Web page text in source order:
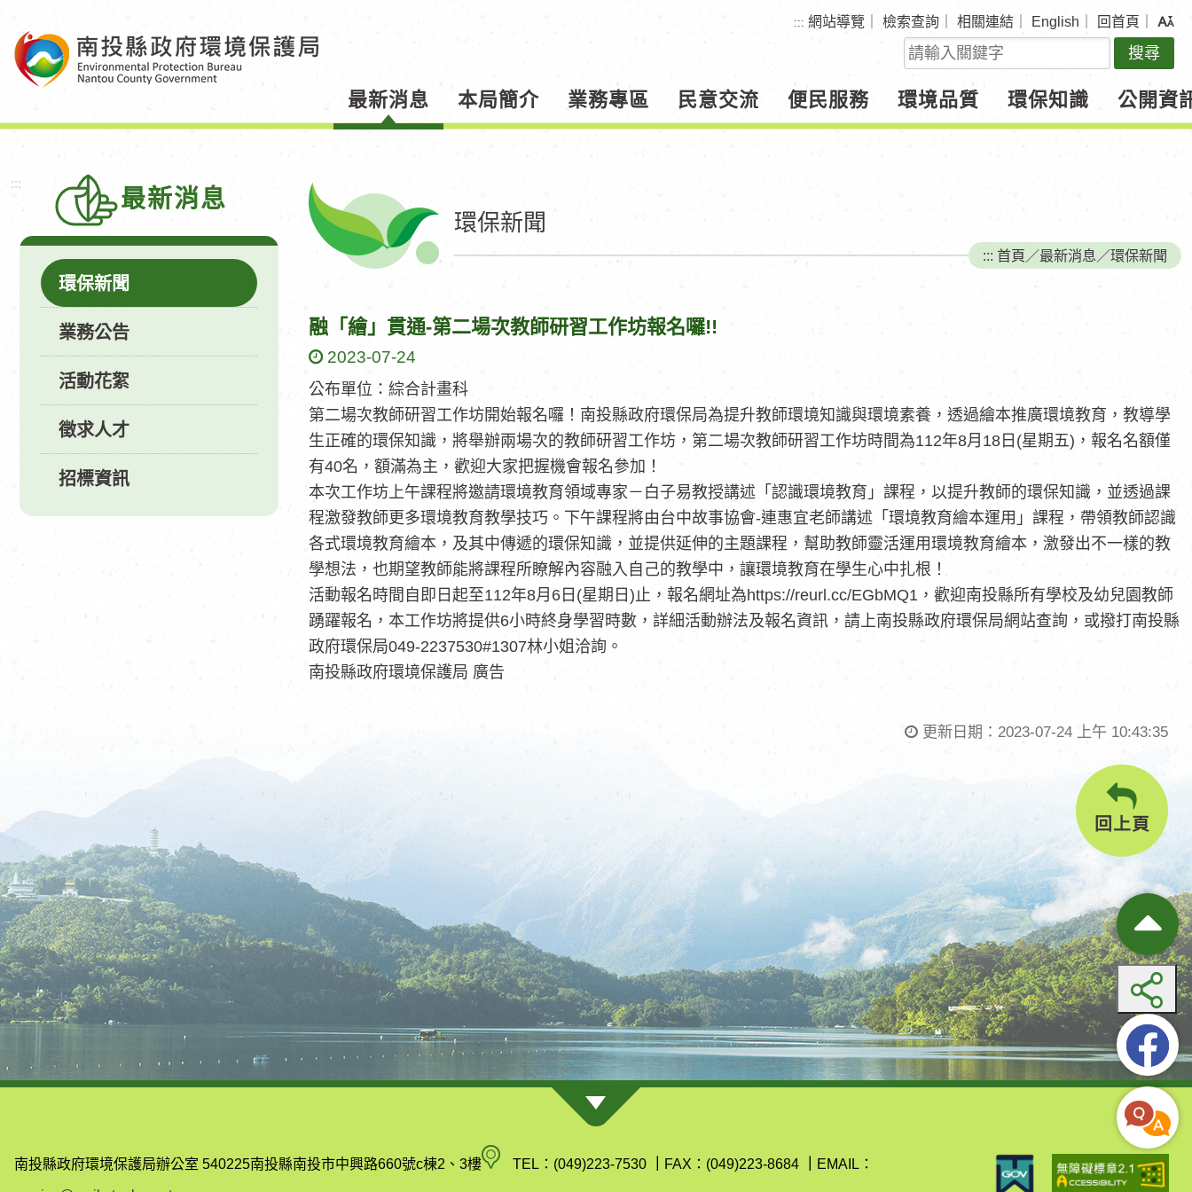
主
容
塊
::: 網站導覽 檢索查詢 相關連結 English 回首頁
關
鍵
字
查
詢
最新消息 本局簡介 業務專區 民意交流 便民服務 環境品質 環保知識 公開資
:::
最新消息
環保新聞
業務公告
活動花絮
徵求人才
招標資訊
環保新聞
::: 首頁 ／最新消息 ／環保新聞
融「繪」貫通-第二場次教師研習工作坊報名囉!!
2023-07-24
公布單位：綜合計畫科
第二場次教師研習工作坊開始報名囉！南投縣政府環保局為提升教師環境知識與環境素養，透過繪本推廣環境教育，教導學
生正確的環保知識 ，將舉辦兩場次的教師研習工作坊，第二場次教師研習工作坊時間為112年8月18日(星期五)，報名名額僅
有40名，額滿為主，歡迎大家把握機會報名參加！
本次工作坊上午課程將邀請環境教育領域專家－白子易教授講述「認識環境教育」課程，以提升教師的環保知識，並透過課
程激發教師更多環境教育教學技巧。下午課程將由台中故事協會-連惠宜老師講述「環境教育繪本運用」課程，帶領教師認識
各式環境教育繪本，及其中傳遞的環保知識，並提供延伸的主題課程，幫助教師靈活運用環境教育繪本，激發出不一樣的教
學想法，也期望教師能將課程所瞭解內容融入自己的教學中，讓環境教育在學生心中扎根！
活動報名時間自即日起至112年8月6日(星期日)止，報名網址為https://reurl.cc/EGbMQ1，歡迎南投縣所有學校及幼兒園教師
踴躍報名，本工作坊將提供6小時終身學習時數，詳細活動辦法及報名資訊，請上南投縣政府環保局網站查詢，或撥打南投縣
政府環保局049-2237530#1307林小姐洽詢。
南投縣政府環境保護局 廣告
更新日期： 2023-07-24 上午 10:43:35
回上頁
南投縣政府環境保護局辦公室 540225南投縣南投市中興路660號c棟2、3樓南 TEL：(049)223-7530 FAX：(049)223-8684 EMAIL：